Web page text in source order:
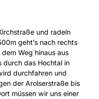
und radeln
geht’s nach rechts
Weg hinaus aus
durch das Hochtal in
durchfahren und
der Arolserstraße bis
müssen wir uns einer